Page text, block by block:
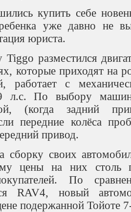
купить себе
уже давно не
юриста.
разместился
которые приходят на
работает с
л.с. По выбору
(когда задний
передние колёса
привод.
сборку своих
цены на них столь
По
RAV4, новый
подержанной Тойоте